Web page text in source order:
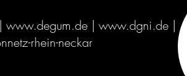
| www.degum.de | www.dgni.de |
rhein-neckar